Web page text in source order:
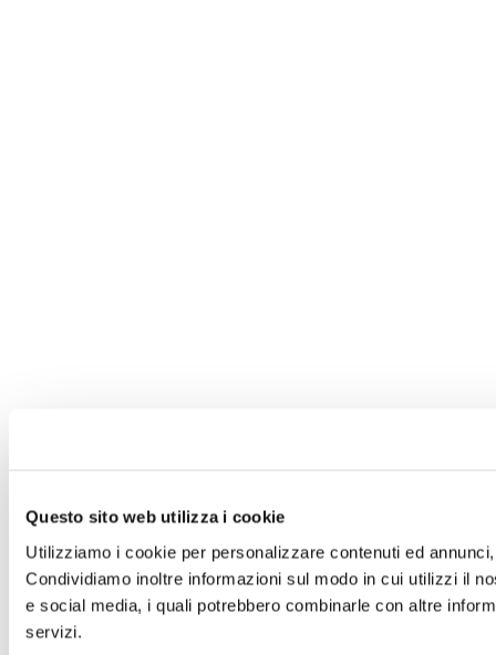
Questo sito web utilizza i cookie
Utilizziamo i cookie per personalizzare contenuti ed
Condividiamo inoltre informazioni sul modo in cui utilizzi il
e social media, i quali potrebbero combinarle con altre
servizi.